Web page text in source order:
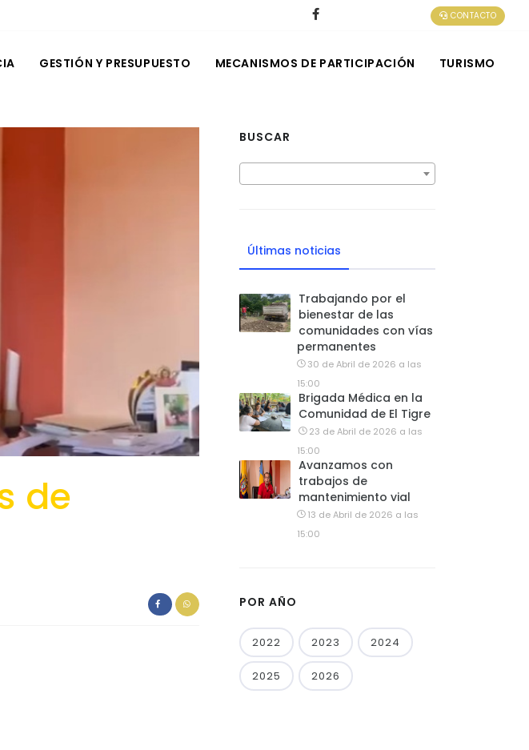
CONTACTO
GESTIÓN Y PRESUPUESTO MECANISMOS DE PARTICIPACIÓN TURISMO
de
BUSCAR
Últimas noticias
Trabajando por el
bienestar de las
comunidades con vías
permanentes
30 de Abril de 2026 a las
15:00
Brigada Médica en la
Comunidad de El Tigre
23 de Abril de 2026 a las
15:00
Avanzamos con
trabajos de
mantenimiento vial
13 de Abril de 2026 a las
15:00
POR AÑO
2022 2023 2024
2025 2026